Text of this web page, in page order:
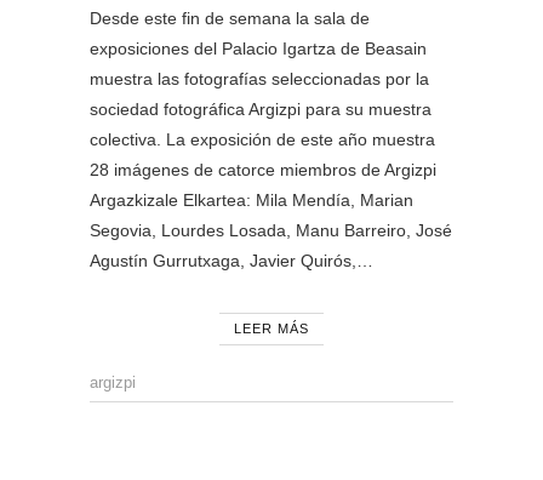
Desde este fin de semana la sala de
exposiciones del Palacio Igartza de Beasain
muestra las fotografías seleccionadas por la
sociedad fotográfica Argizpi para su muestra
colectiva. La exposición de este año muestra
28 imágenes de catorce miembros de Argizpi
Argazkizale Elkartea: Mila Mendía, Marian
Segovia, Lourdes Losada, Manu Barreiro, José
Agustín Gurrutxaga, Javier Quirós,…
LEER MÁS
argizpi